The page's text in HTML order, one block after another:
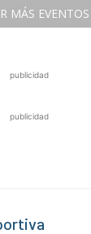
MÁS EVENTOS
publicidad
publicidad